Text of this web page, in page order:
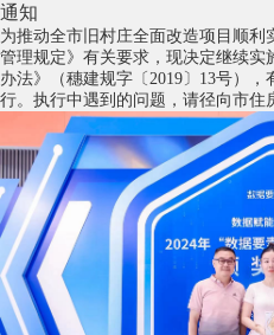
通知
为推动全市旧村庄全面改造项目顺
管理规定》有关要求，现决定继续
办法》（穗建规字〔2019〕13号）
行。执行中遇到的问题，请径向市住